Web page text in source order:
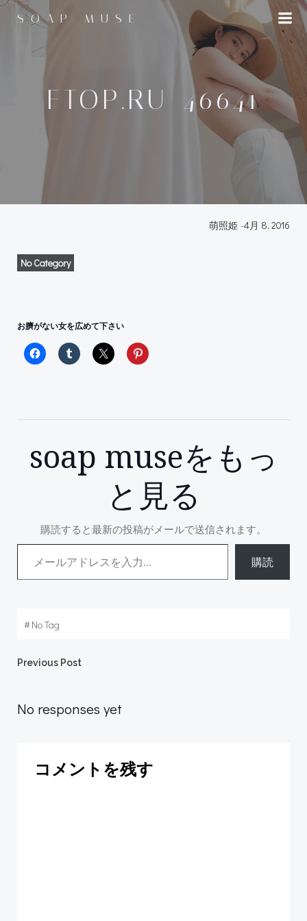
コ
へ
ス
SOAP MUSE
FTOP.RU_46641
萌照姫 -4月 8, 2016
No Category
お臍がない女を広めて下さい
soap museをもっ
と見る
購読すると最新の投稿がメールで送信されます。
メールアドレスを入力...
購読
#No Tag
Post
navigation
Previous Post
No responses yet
コメントを残す